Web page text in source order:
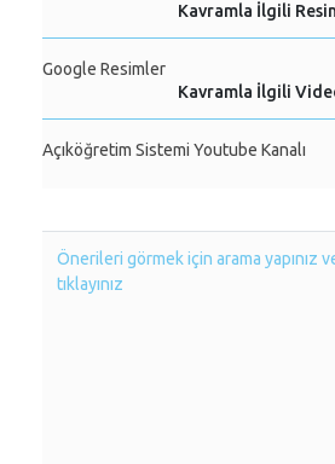
Kavramla İlgili
Google Resimler
Kavramla İlgili
Açıköğretim Sistemi Youtube Kanalı
Önerileri görmek için arama yapınız
tıklayınız